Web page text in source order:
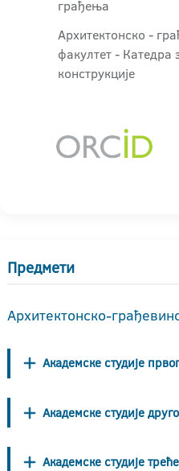
грађења
Архитектонско -
факултет - Катедра
конструкције
Предмети
Архитектонско-
Академске студије
Академске студије
Академске студије